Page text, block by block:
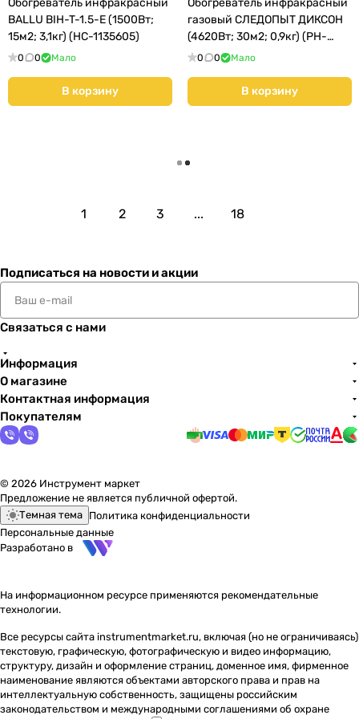
Обогреватель инфракрасный
BALLU BIH-T-1.5-E (1500Вт;
15м2; 3,1кг) (НС-1135605)
0 0 Мало
В корзину
Обогреватель инфракрасный
газовый СЛЕДОПЫТ ДИКСОН
(4620Вт; 30м2; 0,9кг) (PH-
GHP-D4,62)
0 0 Мало
В корзину
Загрузить еще
1 2 3 ... 18
Подписаться на новости и акции
Связаться с нами
Информация
О магазине
Контактная информация
Покупателям
© 2026 Инструмент маркет
Предложение не является публичной офертой.
Темная тема Политика конфиденциальности
Персональные данные
Разработано в
На информационном ресурсе применяются рекомендательные
технологии.
Все ресурсы сайта instrumentmarket.ru, включая (но не ограничиваясь)
текстовую, графическую, фотографическую и видео информацию,
структуру, дизайн и оформление страниц, доменное имя, фирменное
наименование являются объектами авторского права и прав на
интеллектуальную собственность, защищены российским
законодательством и международными соглашениями об охране